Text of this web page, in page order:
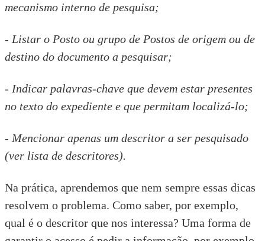
mecanismo interno de pesquisa;
- Listar o Posto ou grupo de Postos de origem ou de
destino do documento a pesquisar;
- Indicar palavras-chave que devem estar presentes
no texto do expediente e que permitam localizá-lo;
- Mencionar apenas um descritor a ser pesquisado
(ver lista de descritores).
Na prática, aprendemos que nem sempre essas dicas
resolvem o problema. Como saber, por exemplo,
qual é o descritor que nos interessa? Uma forma de